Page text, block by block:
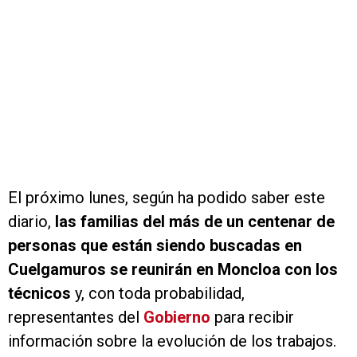
El próximo lunes, según ha podido saber este
diario, las familias del más de un centenar de
personas que están siendo buscadas en
Cuelgamuros se reunirán en Moncloa con los
técnicos y, con toda probabilidad,
representantes del Gobierno para recibir
información sobre la evolución de los trabajos.